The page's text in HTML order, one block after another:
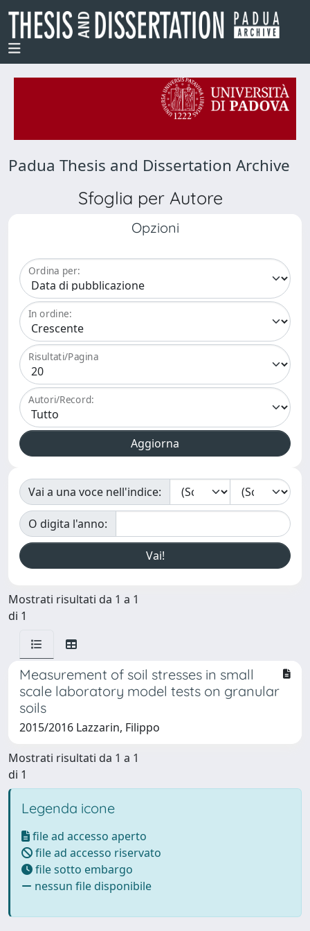
Padua Thesis and Dissertation Archive
Sfoglia per Autore
Opzioni
Ordina per:
In ordine:
Risultati/Pagina
Autori/Record:
Vai a una voce nell'indice:
O digita l'anno:
Mostrati risultati da 1 a 1
di 1
Measurement of soil stresses in small
scale laboratory model tests on granular
soils
2015/2016 Lazzarin, Filippo
Mostrati risultati da 1 a 1
di 1
Legenda icone
file ad accesso aperto
file ad accesso riservato
file sotto embargo
nessun file disponibile